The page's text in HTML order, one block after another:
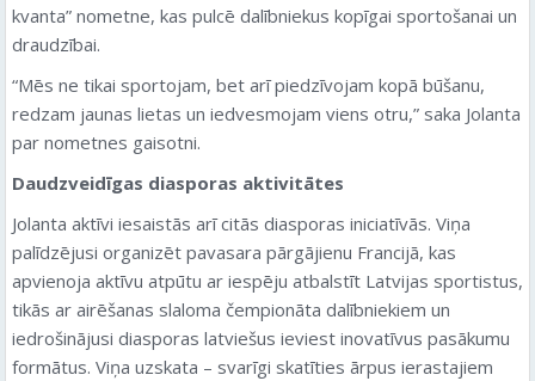
kvanta” nometne, kas pulcē dalībniekus kopīgai sportošanai un
draudzībai.
“Mēs ne tikai sportojam, bet arī piedzīvojam kopā būšanu,
redzam jaunas lietas un iedvesmojam viens otru,” saka Jolanta
par nometnes gaisotni.
Daudzveidīgas diasporas aktivitātes
Jolanta aktīvi iesaistās arī citās diasporas iniciatīvās. Viņa
palīdzējusi organizēt pavasara pārgājienu Francijā, kas
apvienoja aktīvu atpūtu ar iespēju atbalstīt Latvijas sportistus,
tikās ar airēšanas slaloma čempionāta dalībniekiem un
iedrošinājusi diasporas latviešus ieviest inovatīvus pasākumu
formātus. Viņa uzskata – svarīgi skatīties ārpus ierastajiem